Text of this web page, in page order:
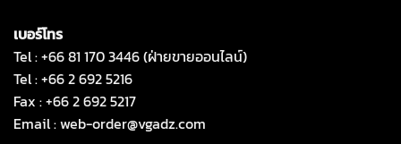
เบอร์โทร
Tel : +66 81 170 3446 (ฝ่ายขายออนไลน์)
Tel : +66 2 692 5216
Fax : +66 2 692 5217
Email :web-order@vgadz.com